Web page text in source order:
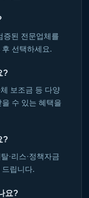
증된 전문업체를
선택하세요.
?
보조금 등 다양
수 있는 혜택을
?
·리스·정책자금
립니다.
요?